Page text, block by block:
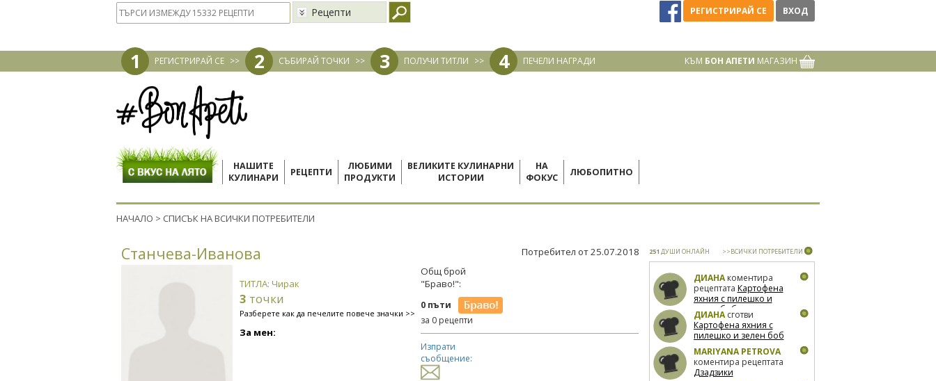
Рецепти РЕГИСТРИРАЙ СЕ ВХОД
1 РЕГИСТРИРАЙ СЕ >> 2 СЪБИРАЙ ТОЧКИ >> 3 ПОЛУЧИ ТИТЛИ >> 4 ПЕЧЕЛИ НАГРАДИ КЪМ БОН АПЕТИ МАГАЗИН
НАШИТЕ
КУЛИНАРИ
РЕЦЕПТИ
ЛЮБИМИ
ПРОДУКТИ
ВЕЛИКИТЕ КУЛИНАРНИ
ИСТОРИИ
НА
ФОКУС
ЛЮБОПИТНО
НАЧАЛО > СПИСЪК НА ВСИЧКИ ПОТРЕБИТЕЛИ
Станчева-Иванова Потребител от 25.07.2018
ТИТЛА: Чирак
3 точки
Разберете как да печелите повече значки >>
За мен:
Общ брой
"Браво!":
0 пъти
за 0 рецепти
Изпрати
съобщение:
251 ДУШИ ОНЛАЙН >>ВСИЧКИ ПОТРЕБИТЕЛИ
ДИАНАкоментира
рецептата Картофена
яхния с пилешко и
зелен боб
ДИАНАсготви
Картофена яхния с
пилешко и зелен боб
MARIYANA PETROVA
коментира рецептата
Дзадзики